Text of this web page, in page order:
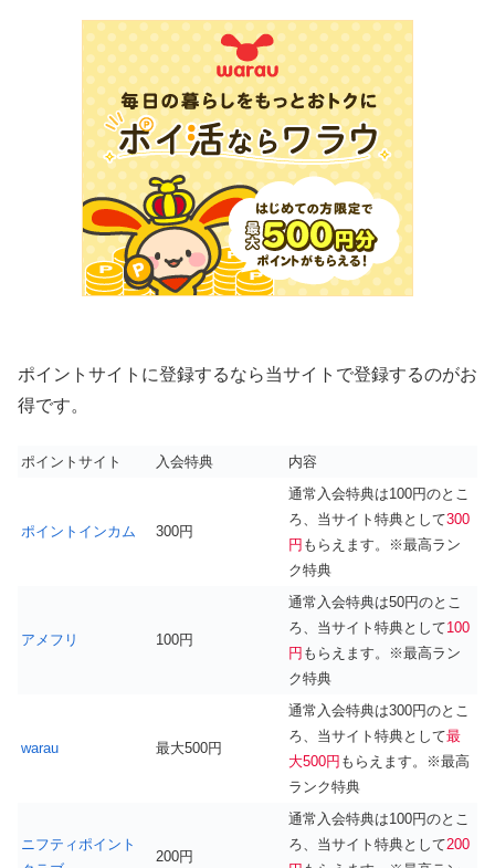
ポイントサイトに登録するなら当サイトで登録するのがお
得です。
ポイントサイト 入会特典 内容
ポイントインカム 300円
通常入会特典は100円のとこ
ろ、当サイト特典として300
円 もらえます。※最高ラン
ク特典
アメフリ 100円
通常入会特典は50円のとこ
ろ、当サイト特典として100
円 もらえます。※最高ラン
ク特典
warau 最大500円
通常入会特典は300円のとこ
ろ、当サイト特典として最
大500円 もらえます。※最高
ランク特典
ニフティポイント
200円
通常入会特典は100円のとこ
ろ、当サイト特典として200